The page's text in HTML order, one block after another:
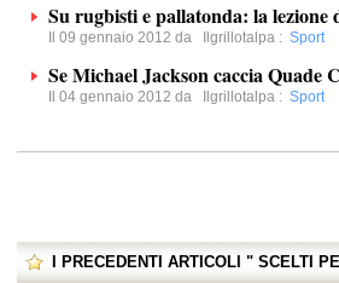
Su rugbisti e pallatonda: la lezione
Il 09 gennaio 2012 da Ilgrillotalpa : Sport
Se Michael Jackson caccia
Il 04 gennaio 2012 da Ilgrillotalpa : Sport
I PRECEDENTI ARTICOLI " SCELTI